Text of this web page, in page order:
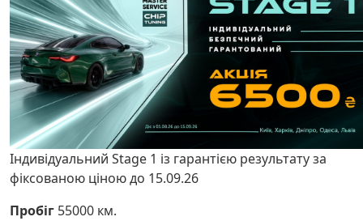
Індивідуальний Stage 1 із гарантією результату за
фіксованою ціною до 15.09.26
Пробіг 55000 км.